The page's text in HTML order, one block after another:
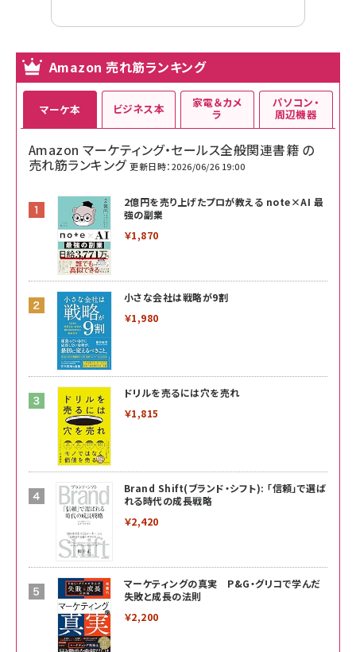
Amazon 売れ筋ランキング
マーケ本
Amazon マーケティング・セールス全般関連書籍 の
売れ筋ランキング 更新日時：2026/06/26 19:00
2億円を売り上げたプロが教える note×AI 最
強の副業
￥1,870
小さな会社は戦略が9割
￥1,980
ドリルを売るには穴を売れ
￥1,815
Brand Shift(ブランド・シフト): 「信頼」で選ば
れる時代の成長戦略
￥2,420
マーケティングの真実 P&G・グリコで学んだ
失敗と成長の法則
￥2,200
ビジネス本 家電＆カメ
ラ
パソコン・
周辺機器